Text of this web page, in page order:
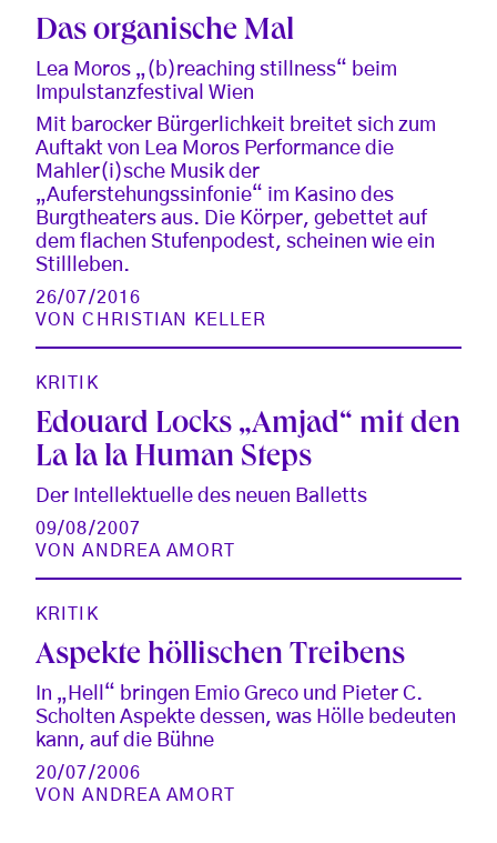
Das organische Mal
Lea Moros „(b)reaching stillness“ beim
Impulstanzfestival Wien
Mit barocker Bürgerlichkeit breitet sich zum
Auftakt von Lea Moros Performance die
Mahler(i)sche Musik der
„Auferstehungssinfonie“ im Kasino des
Burgtheaters aus. Die Körper, gebettet auf
dem flachen Stufenpodest, scheinen wie ein
Stillleben.
26/07/2016
VONCHRISTIAN KELLER
KRITIK
Edouard Locks „Amjad“ mit den
La la la Human Steps
Der Intellektuelle des neuen Balletts
09/08/2007
VONANDREA AMORT
KRITIK
Aspekte höllischen Treibens
In „Hell“ bringen Emio Greco und Pieter C.
Scholten Aspekte dessen, was Hölle bedeuten
kann, auf die Bühne
20/07/2006
VONANDREA AMORT